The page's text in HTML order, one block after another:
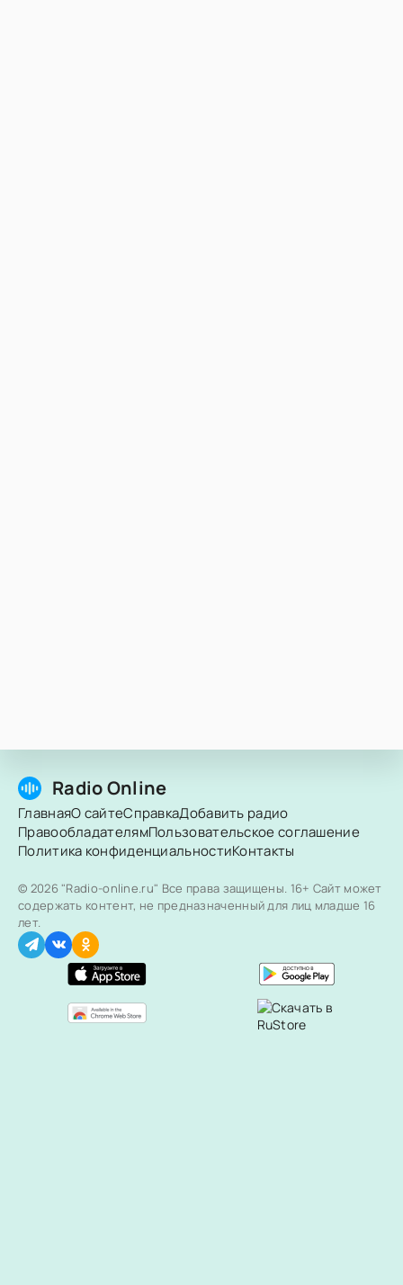
Radio Online
ГлавнаяО сайтеСправкаДобавить радио
ПравообладателямПользовательское соглашение
Политика конфиденциальностиКонтакты
© 2026 "Radio-online.ru" Все права защищены. 16+ Сайт может
содержать контент, не предназначенный для лиц младше 16
лет.